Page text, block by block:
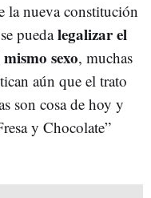
la nueva constitución
puedalegalizar el
sexo, muchas
aún que el trato
son cosa de hoy y
y Chocolate”